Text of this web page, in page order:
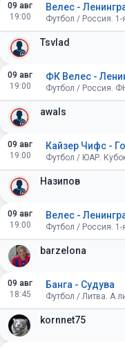
09 авг
19:00
Tsvlad
Велес -
Футбол / Россия. 1-
09 авг
19:00
awals
ФК Велес -
Футбол / Россия.
09 авг
19:00
Назипов
Кайзер Чифс -
Футбол / ЮАР.
09 авг
19:00
barzelona
Велес -
Футбол / Россия. 1-
09 авг
18:45
kornnet75
Банга - Судува
Футбол / Литва. А